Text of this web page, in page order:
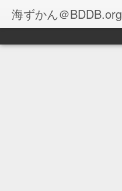
海ずかん＠BDDB.org